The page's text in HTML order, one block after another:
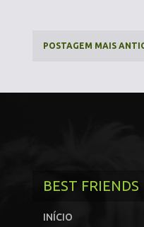
POSTAGEM MAIS
BEST FRIENDS
INÍCIO